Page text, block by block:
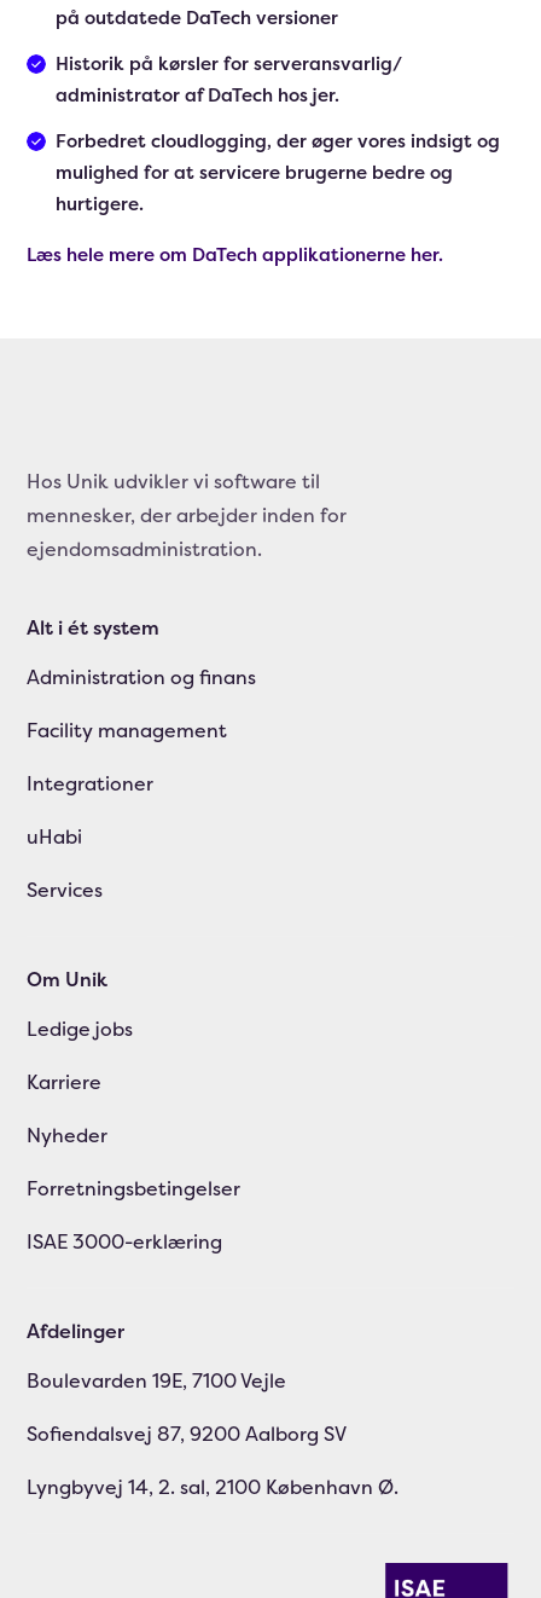
på outdatede DaTech versioner
Historik på kørsler for serveransvarlig/
administrator af DaTech hos jer.
Forbedret cloudlogging, der øger vores indsigt og
mulighed for at servicere brugerne bedre og
hurtigere.
Læs hele mere om DaTech applikationerne her.
Hos Unik udvikler vi software til
mennesker, der arbejder inden for
ejendomsadministration.
Alt i ét system
Administration og finans
Facility management
Integrationer
uHabi
Services
Om Unik
Ledige jobs
Karriere
Nyheder
Forretningsbetingelser
ISAE 3000-erklæring
Afdelinger
Boulevarden 19E, 7100 Vejle
Sofiendalsvej 87, 9200 Aalborg SV
Lyngbyvej 14, 2. sal, 2100 København Ø.